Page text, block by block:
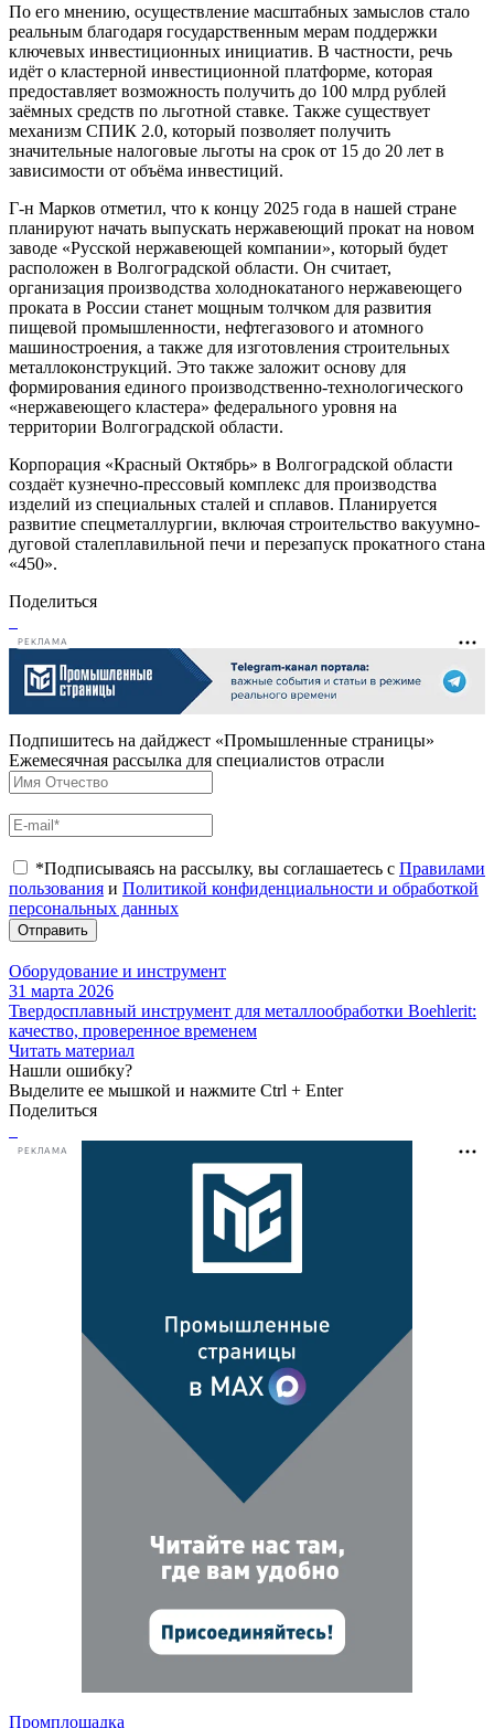
По его мнению, осуществление масштабных замыслов стало
реальным благодаря государственным мерам поддержки
ключевых инвестиционных инициатив. В частности, речь
идёт о кластерной инвестиционной платформе, которая
предоставляет возможность получить до 100 млрд рублей
заёмных средств по льготной ставке. Также существует
механизм СПИК 2.0, который позволяет получить
значительные налоговые льготы на срок от 15 до 20 лет в
зависимости от объёма инвестиций.
Г-н Марков отметил, что к концу 2025 года в нашей стране
планируют начать выпускать нержавеющий прокат на новом
заводе «Русской нержавеющей компании», который будет
расположен в Волгоградской области. Он считает,
организация производства холоднокатаного нержавеющего
проката в России станет мощным толчком для развития
пищевой промышленности, нефтегазового и атомного
машиностроения, а также для изготовления строительных
металлоконструкций. Это также заложит основу для
формирования единого производственно-технологического
«нержавеющего кластера» федерального уровня на
территории Волгоградской области.
Корпорация «Красный Октябрь» в Волгоградской области
создаёт кузнечно-прессовый комплекс для производства
изделий из специальных сталей и сплавов. Планируется
развитие спецметаллургии, включая строительство вакуумно-
дуговой сталеплавильной печи и перезапуск прокатного стана
«450».
Поделиться
РЕКЛАМА
Подпишитесь на дайджест «Промышленные страницы»
Ежемесячная рассылка для специалистов отрасли
*Подписываясь на рассылку, вы соглашаетесь с Правилами
пользования и Политикой конфиденциальности и обработкой
персональных данных
Отправить
Оборудование и инструмент
31 марта 2026
Твердосплавный инструмент для металлообработки Boehlerit:
качество, проверенное временем
Читать материал
Нашли ошибку?
Выделите ее мышкой и нажмите Ctrl + Enter
Поделиться
РЕКЛАМА
Промплощадка